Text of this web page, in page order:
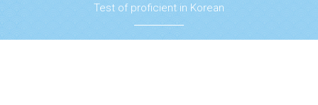
Test of proficient in Korean